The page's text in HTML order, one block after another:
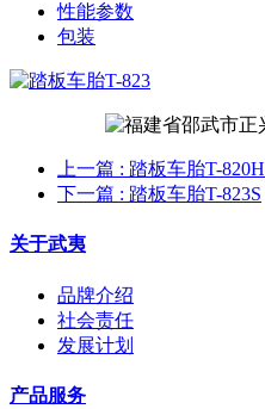
性能参数
包装
上一篇 : 踏板车胎T-820H
下一篇 : 踏板车胎T-823S
关于武夷
品牌介绍
社会责任
发展计划
产品服务